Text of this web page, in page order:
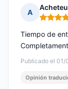
A
Nota: 5
Publicado el 01/
Tiempo de
Opinión